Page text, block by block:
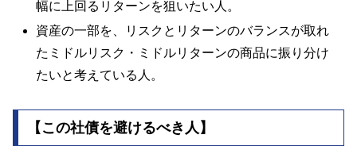
幅に上回るリターンを狙いたい人。
資産の一部を、リスクとリターンのバランスが取れ
たミドルリスク・ミドルリターンの商品に振り分け
たいと考えている人。
【この社債を避けるべき人】